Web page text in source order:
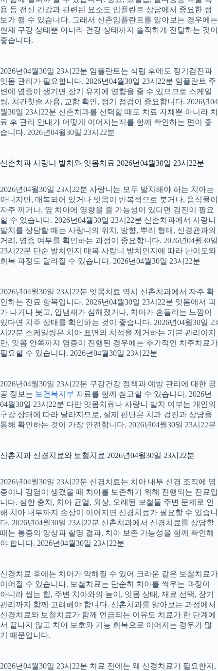
용 등 전신 건강과 관련된 요소도 임플란트 상담에서 중요한 정
보가 될 수 있습니다. 그래서 신촌임플란트를 알아보는 경우에는
현재 구강 상태뿐 아니라 건강 상태까지 솔직하게 전달하는 것이
좋습니다.
2026년04월30일 23시22분 임플란트는 식립 후에도 정기검진과
잇몸 관리가 필요합니다. 2026년04월30일 23시22분 임플란트 주
변에 염증이 생기면 장기 유지에 영향을 줄 수 있으므로 스케일
링, 치간칫솔 사용, 교합 확인, 정기 점검이 중요합니다. 2026년04
월30일 23시22분 신촌치과를 선택할 때도 치료 자체뿐 아니라 치
료 후 관리 안내가 어떻게 이어지는지를 함께 확인하는 편이 좋
습니다. 2026년04월30일 23시22분
신촌치과 사랑니 발치와 잇몸치료 2026년04월30일 23시22분
2026년04월30일 23시22분 사랑니는 모두 발치해야 하는 치아는
아니지만, 매복되어 있거나 잇몸이 반복적으로 붓거나, 음식물이
자주 끼거나, 옆 치아에 영향을 줄 가능성이 있다면 검진이 필요
할 수 있습니다. 2026년04월30일 23시22분 신촌치과에서 사랑니
발치를 상담할 때는 사랑니의 위치, 방향, 뿌리 형태, 신경관과의
거리, 염증 여부를 확인하는 과정이 중요합니다. 2026년04월30일
23시22분 단순 발치인지 매복 사랑니 발치인지에 따라 난이도와
회복 과정도 달라질 수 있습니다. 2026년04월30일 23시22분
2026년04월30일 23시22분 잇몸치료 역시 신촌치과에서 자주 확
인하는 진료 항목입니다. 2026년04월30일 23시22분 잇몸에서 피
가 나거나 붓고, 입냄새가 심해졌거나, 치아가 흔들리는 느낌이
있다면 치주 상태를 확인하는 것이 좋습니다. 2026년04월30일 23
시22분 스케일링은 치아 표면의 치석을 제거하는 기본 관리이지
만, 잇몸 안쪽까지 염증이 진행된 경우에는 추가적인 치주치료가
필요할 수 있습니다. 2026년04월30일 23시22분
2026년04월30일 23시22분 구강건강 정책과 예방 관리에 대한 공
공 정보는 보건복지부 자료를 함께 참고할 수 있습니다. 2026년
04월30일 23시22분 다만 잇몸치료나 사랑니 발치 여부는 개인의
구강 상태에 따라 달라지므로, 실제 판단은 치과 검진과 상담을
통해 확인하는 것이 가장 안전합니다. 2026년04월30일 23시22분
신촌치과 신경치료와 보철치료 2026년04월30일 23시22분
2026년04월30일 23시22분 신경치료는 치아 내부 신경 조직에 염
증이나 감염이 생겼을 때 치아를 보존하기 위해 진행되는 진료입
니다. 심한 충치, 치아 균열, 외상, 오래된 보철물 주변 문제로 인
해 치아 내부까지 손상이 이어지면 신경치료가 필요할 수 있습니
다. 2026년04월30일 23시22분 신촌치과에서 신경치료를 상담할
때는 통증의 양상과 촬영 결과, 치아 보존 가능성을 함께 확인해
야 합니다. 2026년04월30일 23시22분
신경치료 후에는 치아가 약해질 수 있어 크라운 같은 보철치료가
이어질 수 있습니다. 보철치료는 단순히 치아를 씌우는 과정이
아니라 씹는 힘, 주변 치아와의 높이, 잇몸 상태, 재료 선택, 장기
관리까지 함께 고려해야 합니다. 신촌치과를 알아보는 과정에서
신경치료와 보철치료가 함께 언급되는 이유도 치료가 한 단계에
서 끝나지 않고 치아 보호와 기능 회복으로 이어지는 경우가 많
기 때문입니다.
2026년04월30일 23시22분 치료 전에는 왜 신경치료가 필요한지,